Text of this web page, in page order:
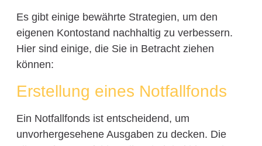
Es gibt einige bewährte Strategien, um den
eigenen Kontostand nachhaltig zu verbessern.
Hier sind einige, die Sie in Betracht ziehen
können:
Erstellung eines Notfallfonds
Ein Notfallfonds ist entscheidend, um
unvorhergesehene Ausgaben zu decken. Die